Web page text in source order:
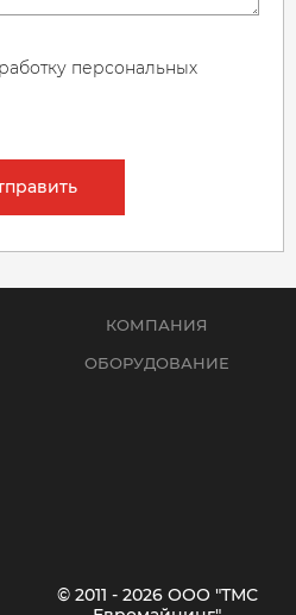
персональных
КОМПАНИЯ
ОБОРУДОВАНИЕ
© 2011 - 2026 ООО "ТМС